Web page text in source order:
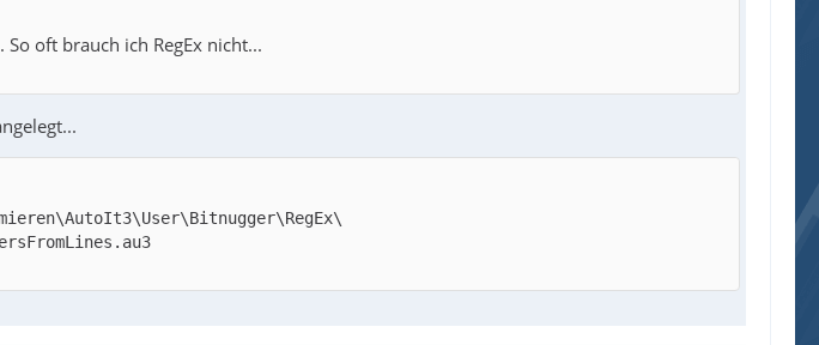
oft brauch ich RegEx nicht...